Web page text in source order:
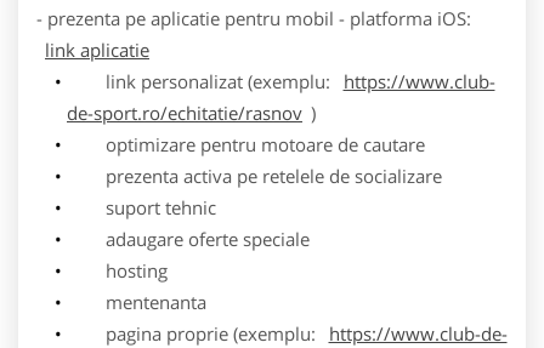
- prezenta pe aplicatie pentru mobil - platforma iOS:
link aplicatie
link personalizat (exemplu:
https://www.club-
de-sport.ro/echitatie/rasnov )
optimizare pentru motoare de cautare
prezenta activa pe retelele de socializare
suport tehnic
adaugare oferte speciale
hosting
mentenanta
pagina proprie (exemplu:
https://www.club-de-